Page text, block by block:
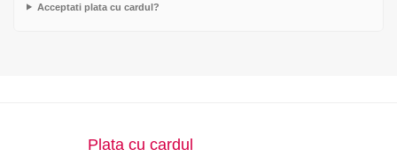
Acceptati plata cu cardul?
Plata cu cardul